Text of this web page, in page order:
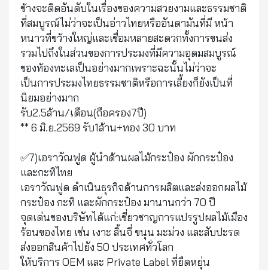
ข้างจะติดอันดับในเรื่องของความสวยงามและธรรมชาติ
ที่สมบูรณ์ไม่ว่าจะเป็นอ่าวไทยหรืออันดามันที่มี หน้า
หนาวที่ขว้างใหญ่และเชื่อมหลายสะดวกทั้งการขนส่ง
รวมไปถึงในส่วนของการประมงที่มีความอุดมสมบูรณ์
ของท้องทะเลเป็นอย่างมากเพราะฉะนั้นไม่ว่าจะ
เป็นการประมงไทยธรรมชาติหรือการเลี้ยงก็ยังเป็นที่
นิยมอย่างมาก
รับ2.5ล้าน/เดือน(ถือครอง7ปี)
** 6 มิ.ย.2569 รับ1ล้าน+ทอง 30 บาท
✅7)เอราวัณฟูด ผู้นำด้านผลไม้กระป๋อง ผักกระป๋อง
และกะทิไทย
เอราวัณฟูด ดำเนินธุรกิจด้านการผลิตและส่งออกผลไม้
กระป๋อง กะทิ และผักกระป๋อง มานานกว่า 70 ปี
จุดเด่นของบริษัทได้แก่:เชี่ยวชาญการแปรรูปผลไม้เมือง
ร้อนของไทย เช่น เงาะ ลิ้นจี่ ขนุน มะม่วง และสับปะรด
ส่งออกสินค้าไปยัง 50 ประเทศทั่วโลก
ให้บริการ OEM และ Private Label ที่ยืดหยุ่น